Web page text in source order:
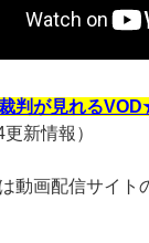
判が見れる
更新情報）
動画配信サイト